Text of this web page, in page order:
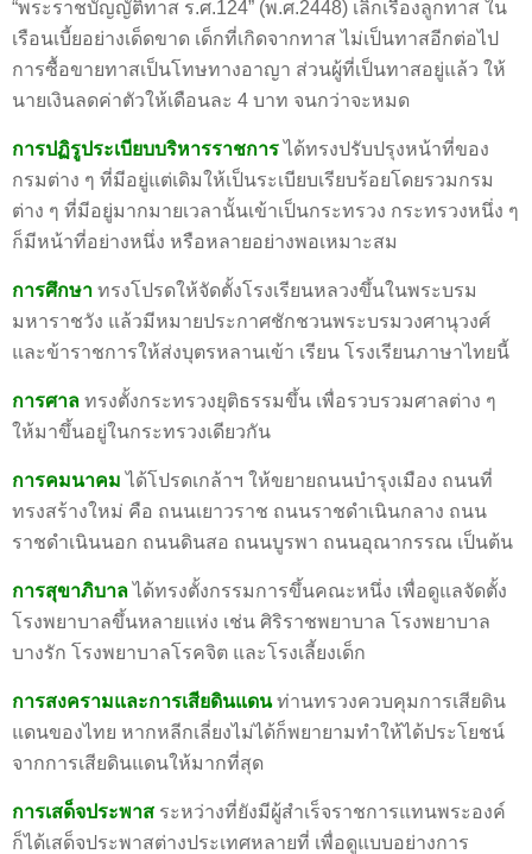
“พระราชบัญญัติทาส ร.ศ.124” (พ.ศ.2448) เลิกเรื่องลูกทาส ใน
เรือนเบี้ยอย่างเด็ดขาด เด็กที่เกิดจากทาส ไม่เป็นทาสอีกต่อไป
การซื้อขายทาสเป็นโทษทางอาญา ส่วนผู้ที่เป็นทาสอยู่แล้ว ให้
นายเงินลดค่าตัวให้เดือนละ 4 บาท จนกว่าจะหมด
การปฏิรูประเบียบบริหารราชการได้ทรงปรับปรุงหน้าที่ของ
กรมต่าง ๆ ที่มีอยู่แต่เดิมให้เป็นระเบียบเรียบร้อยโดยรวมกรม
ต่าง ๆ ที่มีอยู่มากมายเวลานั้นเข้าเป็นกระทรวง กระทรวงหนึ่ง ๆ
ก็มีหน้าที่อย่างหนึ่ง หรือหลายอย่างพอเหมาะสม
การศึกษา ทรงโปรดให้จัดตั้งโรงเรียนหลวงขึ้นในพระบรม
มหาราชวัง แล้วมีหมายประกาศชักชวนพระบรมวงศานุวงศ์
และข้าราชการให้ส่งบุตรหลานเข้า เรียน โรงเรียนภาษาไทยนี้
การศาล ทรงตั้งกระทรวงยุติธรรมขึ้น เพื่อรวบรวมศาลต่าง ๆ
ให้มาขึ้นอยู่ในกระทรวงเดียวกัน
การคมนาคม ได้โปรดเกล้าฯ ให้ขยายถนนบำรุงเมือง ถนนที่
ทรงสร้างใหม่ คือ ถนนเยาวราช ถนนราชดำเนินกลาง ถนน
ราชดำเนินนอก ถนนดินสอ ถนนบูรพา ถนนอุณากรรณ เป็นต้น
การสุขาภิบาลได้ทรงตั้งกรรมการขึ้นคณะหนึ่ง เพื่อดูแลจัดตั้ง
โรงพยาบาลขึ้นหลายแห่ง เช่น ศิริราชพยาบาล โรงพยาบาล
บางรัก โรงพยาบาลโรคจิต และโรงเลี้ยงเด็ก
การสงครามและการเสียดินแดนท่านทรวงควบคุมการเสียดิน
แดนของไทย หากหลีกเลี่ยงไม่ได้ก็พยายามทำให้ได้ประโยชน์
จากการเสียดินแดนให้มากที่สุด
การเสด็จประพาส ระหว่างที่ยังมีผู้สำเร็จราชการแทนพระองค์
ก็ได้เสด็จประพาสต่างประเทศหลายที่ เพื่อดูแบบอย่างการ